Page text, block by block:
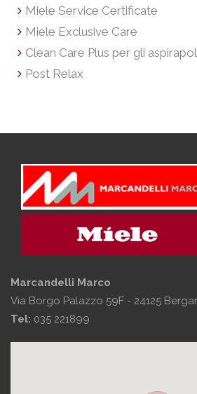
Miele Service Certificate
Miele Exclusive Care
Clean Care Plus per gli
Post Relax
Marcandelli Marco
Via Borgo Palazzo 59F - 24125
Tel: 035 221899